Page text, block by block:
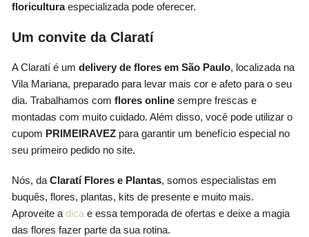
floriculturaespecializada pode oferecer.
Um convite da Claratí
A Claratí é umdelivery de flores em São Paulo, localizada na
Vila Mariana, preparado para levar mais cor e afeto para o seu
dia. Trabalhamos comflores online sempre frescas e
montadas com muito cuidado. Além disso, você pode utilizar o
cupom PRIMEIRAVEZ para garantir um benefício especial no
seu primeiro pedido no site.
Nós, daClaratí Flores e Plantas, somos especialistas em
buquês, flores, plantas, kits de presente e muito mais.
Aproveite adicae essa temporada de ofertas e deixe a magia
das flores fazer parte da sua rotina.